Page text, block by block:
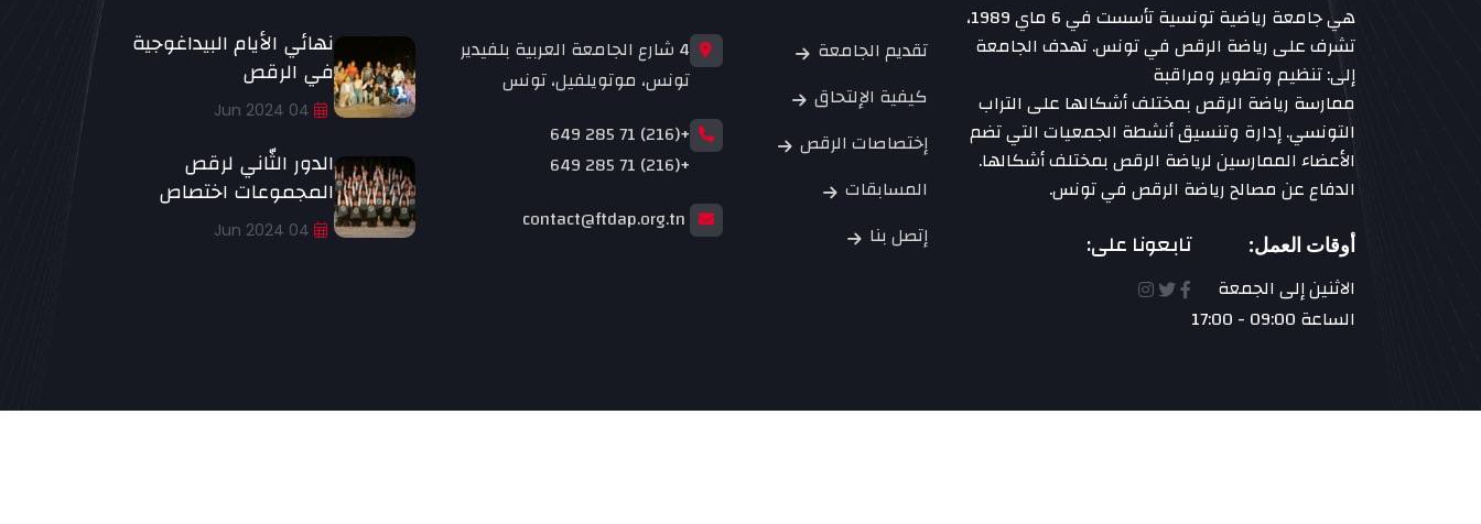
هي جامعة رياضية تونسية تأسست في 6 ماي 1989،
تشرف على رياضة الرقص في تونس. تهدف الجامعة
إلى: تنظيم وتطوير ومراقبة
ممارسة رياضة الرقص بمختلف أشكالها على التراب
التونسي. إدارة وتنسيق أنشطة الجمعيات التي تضم
الأعضاء الممارسين لرياضة الرقص بمختلف أشكالها.
الدفاع عن مصالح رياضة الرقص في تونس.
أوقات العمل:
الاثنين إلى الجمعة
الساعة 09:00 - 17:00
تابعونا على:
تقديم الجامعة
كيفية الإلتحاق
إختصاصات الرقص
المسابقات
إتصل بنا
4 شارع الجامعة العربية بلفيدير
تونس، موتويلفيل، تونس
+(216) 71 285 649
+(216) 71 285 649
contact@ftdap.org.tn
نهائي الأيام البيداغوجية
في الرقص
04 Jun 2024
الدور الثّاني لرقص
المجموعات اختصاص
04 Jun 2024